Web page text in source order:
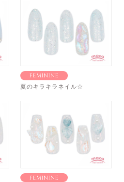
FEMININE
夏のキラキラネイル☆
FEMININE